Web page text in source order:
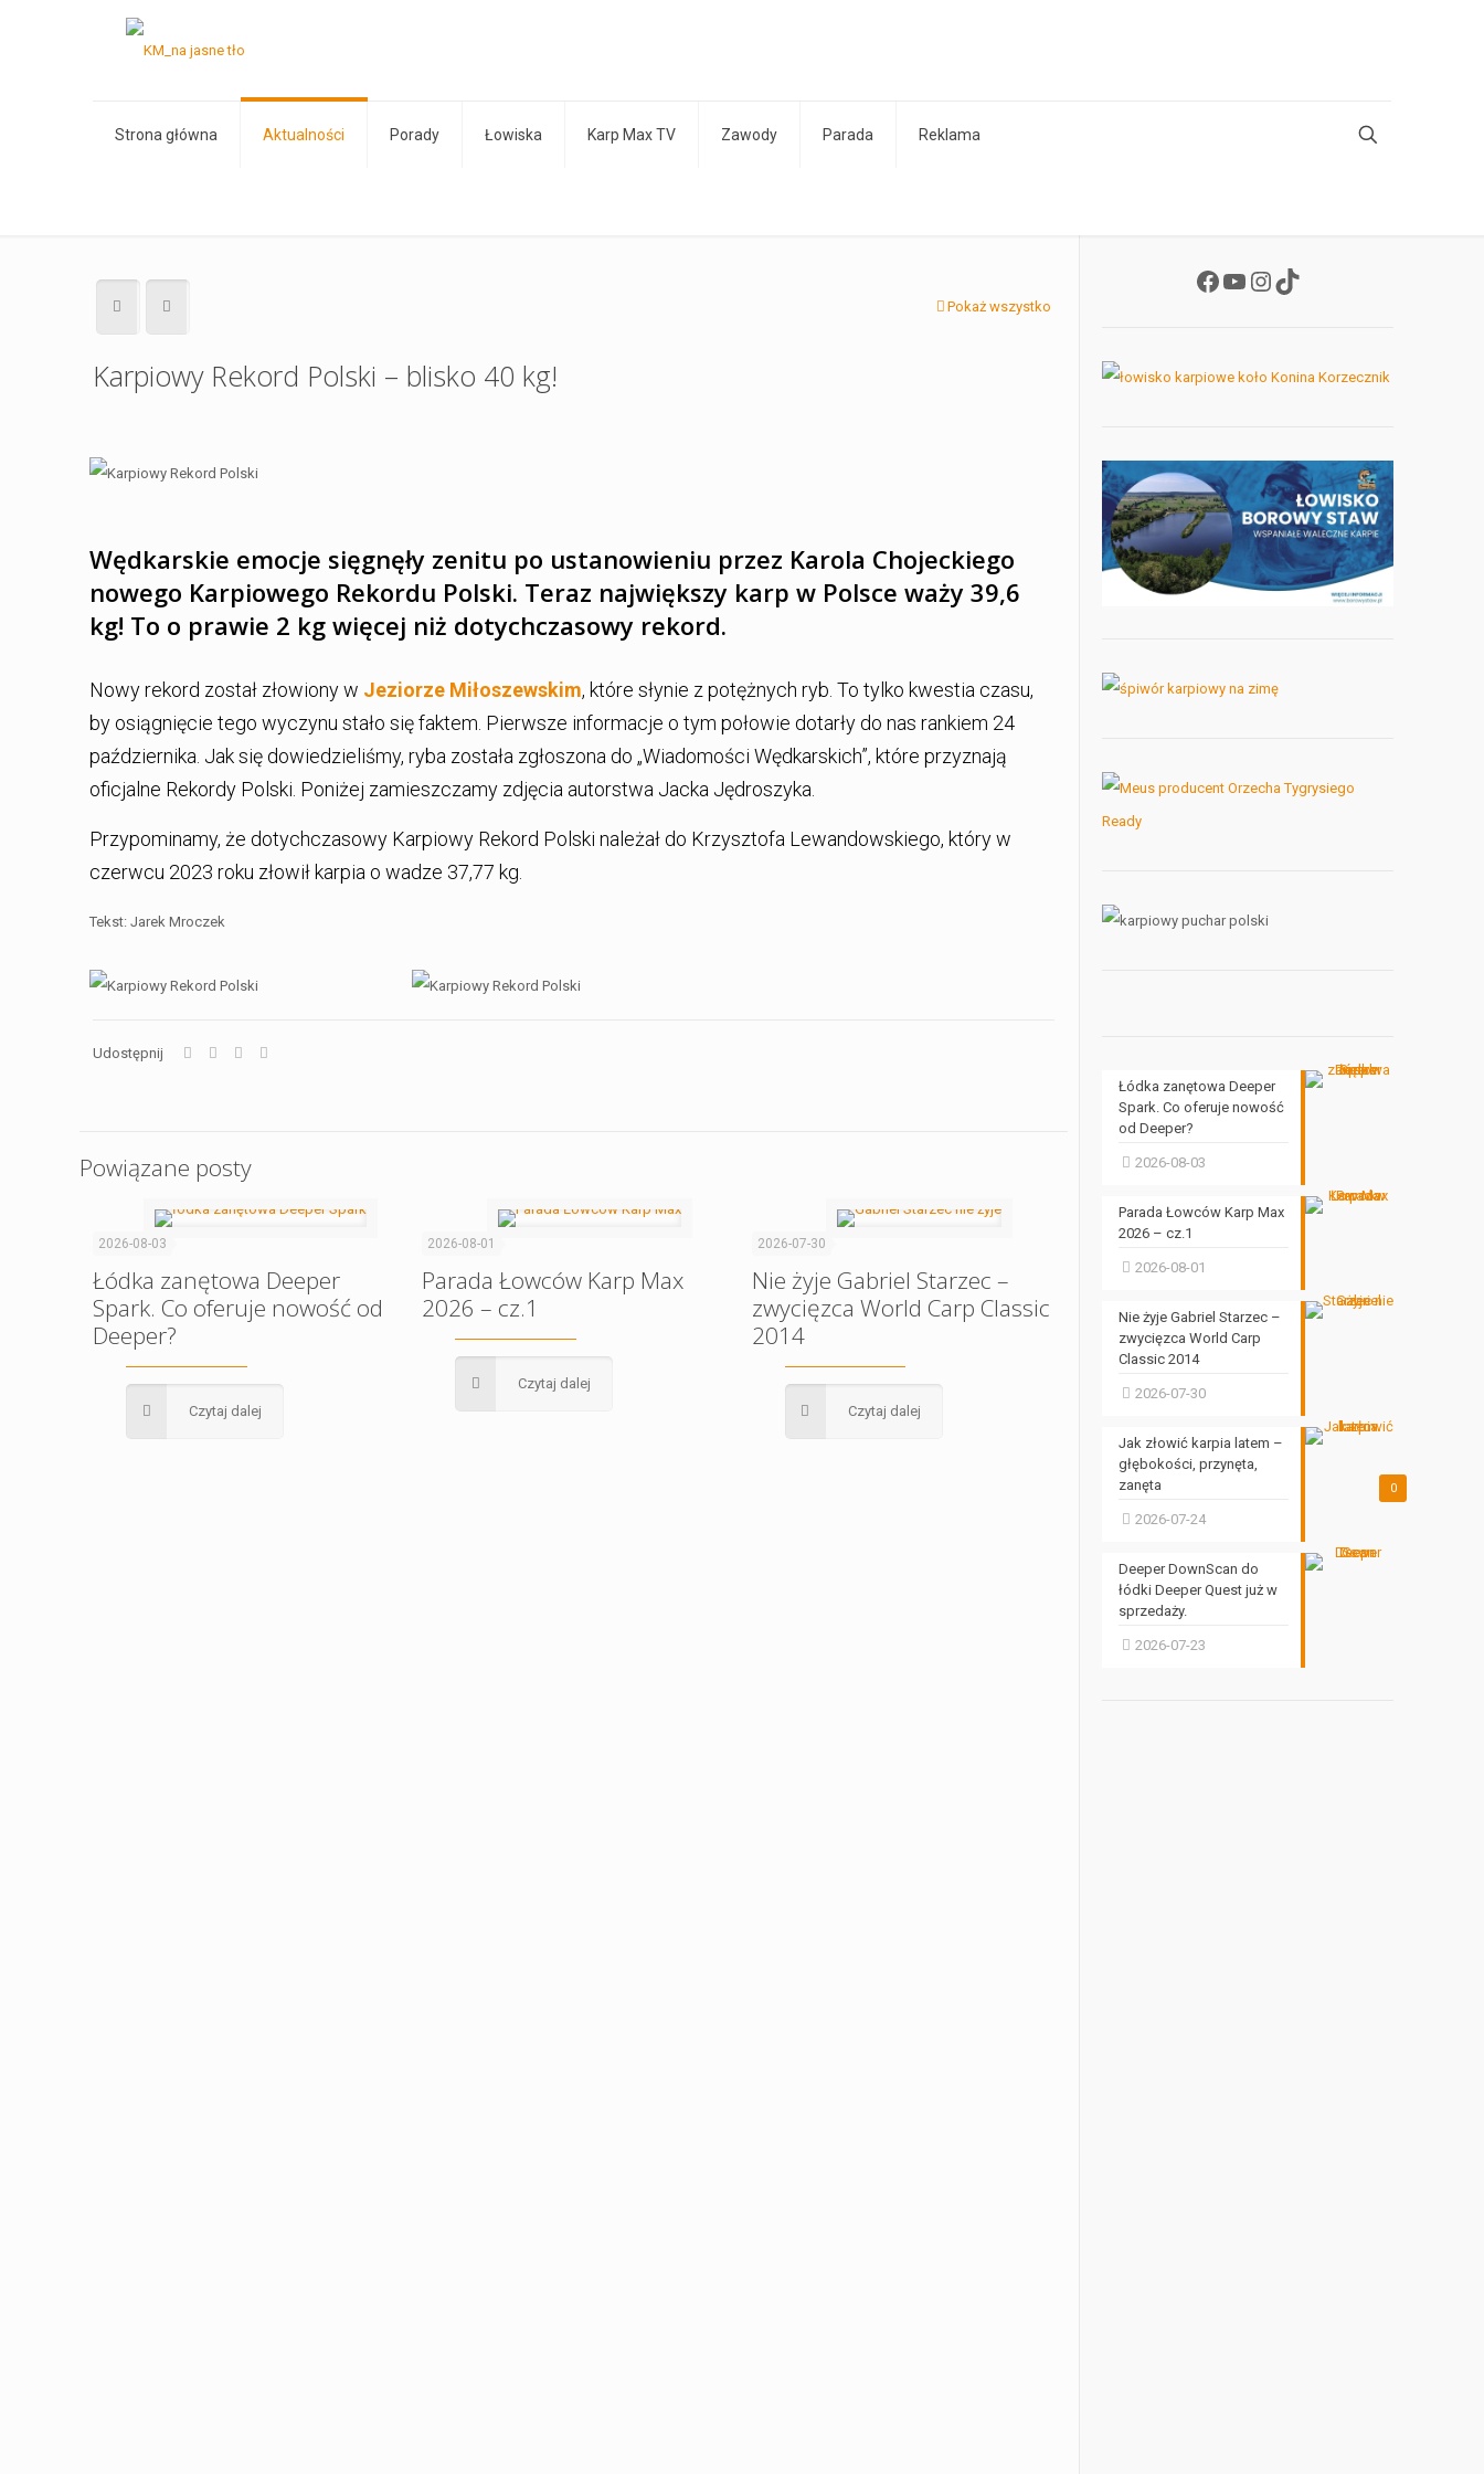
Strona główna Aktualności Porady Łowiska Karp Max TV Zawody Parada Reklama
Pokaż wszystko
Karpiowy Rekord Polski – blisko 40 kg!
Wędkarskie emocje sięgnęły zenitu po ustanowieniu przez Karola Chojeckiego
nowego Karpiowego Rekordu Polski. Teraz największy karp w Polsce waży 39,6
kg! To o prawie 2 kg więcej niż dotychczasowy rekord.
Nowy rekord został złowiony w Jeziorze Miłoszewskim, które słynie z potężnych ryb. To tylko kwestia czasu,
by osiągnięcie tego wyczynu stało się faktem. Pierwsze informacje o tym połowie dotarły do nas rankiem 24
października. Jak się dowiedzieliśmy, ryba została zgłoszona do „Wiadomości Wędkarskich”, które przyznają
oficjalne Rekordy Polski. Poniżej zamieszczamy zdjęcia autorstwa Jacka Jędroszyka.
Przypominamy, że dotychczasowy Karpiowy Rekord Polski należał do Krzysztofa Lewandowskiego, który w
czerwcu 2023 roku złowił karpia o wadze 37,77 kg.
Tekst: Jarek Mroczek
Udostępnij
Powiązane posty
2026-08-03
Łódka zanętowa Deeper
Spark. Co oferuje nowość od
Deeper?
Czytaj dalej
2026-08-01
Parada Łowców Karp Max
2026 – cz.1
Czytaj dalej
2026-07-30
Nie żyje Gabriel Starzec –
zwycięzca World Carp Classic
2014
Czytaj dalej
Facebook
YouTube
Instagram
TikTok
Łódka zanętowa Deeper
Spark. Co oferuje nowość
od Deeper?
2026-08-03
Parada Łowców Karp Max
2026 – cz.1
2026-08-01
Nie żyje Gabriel Starzec –
zwycięzca World Carp
Classic 2014
2026-07-30
0
Jak złowić karpia latem –
głębokości, przynęta,
zanęta
2026-07-24
Deeper DownScan do
łódki Deeper Quest już w
sprzedaży.
2026-07-23